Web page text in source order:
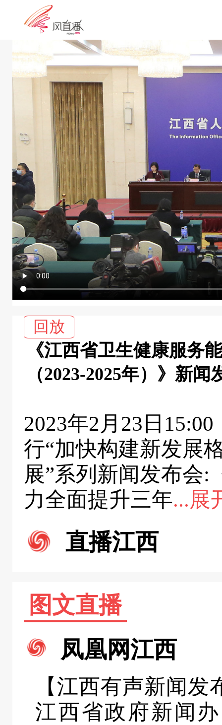
回放
《江西省卫生健康服务
（2023-2025年）》新闻
2023年2月23日
行“加快构建新发展
展”系列新闻发布会:
力全面提升三年...展
直播江西
图文直播
凤凰网江西
【江西有声新闻
江西省政府新闻